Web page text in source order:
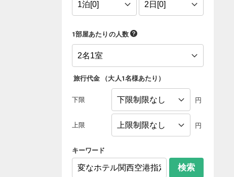
1部屋あたりの人数
旅行代金 （大人1名様あたり ）
下限 円
上限 円
キーワード
検索